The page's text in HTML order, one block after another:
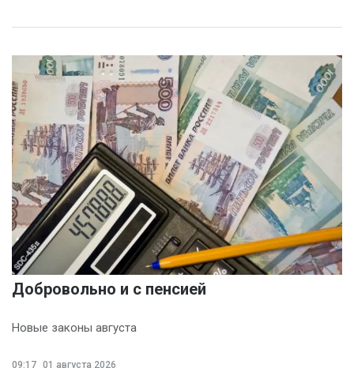
Добровольно и с пенсией
Новые законы августа
09:17 01 августа 2026